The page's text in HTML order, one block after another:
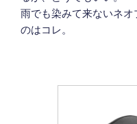
雨でも染みて来ないネ
のはコレ。